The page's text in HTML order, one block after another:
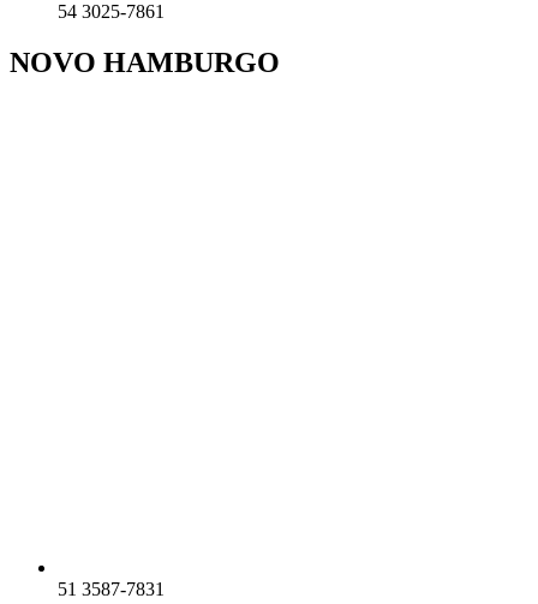
54 3025-7861
NOVO HAMBURGO
51 3587-7831